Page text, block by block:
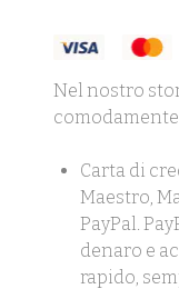
Nel nostro
Carta di
Maestro,
PayPal.
denaro e
rapido,